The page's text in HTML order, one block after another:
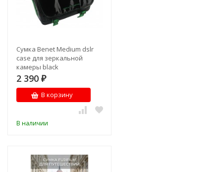
Сумка Benet Medium dslr
case для зеркальной
камеры black
2 390 ₽
В корзину
В наличии